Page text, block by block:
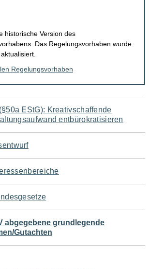
historische Version des
Das Regelungsvorhaben wurde
Regelungsvorhaben
EStG): Kreativschaffende
entbürokratisieren
abgegebene grundlegende
Gutachten